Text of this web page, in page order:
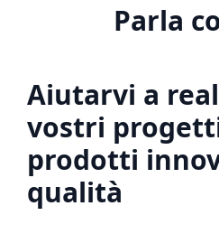
Parla
Aiutarvi a
vostri
prodotti
qualità